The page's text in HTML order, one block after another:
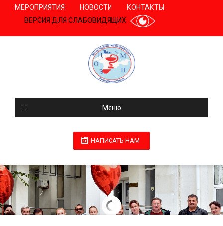
МЕРОПРИЯТИЯ НОВОСТИ
КОНТАКТЫ
ВЕРСИЯ ДЛЯ СЛАБОВИДЯЩИХ
Меню
НАПИСАТЬ НАМ